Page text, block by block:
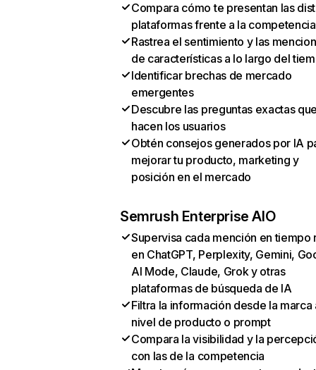
Compara cómo te presentan las
plataformas frente a la competencia
Rastrea el sentimiento y las
de características a lo largo del
Identificar brechas de mercado
emergentes
Descubre las preguntas exactas
hacen los usuarios
Obtén consejos generados por IA
mejorar tu producto, marketing y
posición en el mercado
Semrush Enterprise AIO
Supervisa cada mención en tiempo
en ChatGPT, Perplexity, Gemini,
AI Mode, Claude, Grok y otras
plataformas de búsqueda de IA
Filtra la información desde la marca
nivel de producto o prompt
Compara la visibilidad y la
con las de la competencia